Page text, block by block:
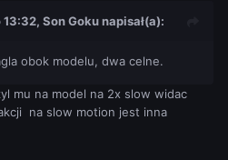
13:32, Son Gokunapisał(a):
obok modelu, dwa celne.
mu na model na 2x slow widac
na slow motion jest inna